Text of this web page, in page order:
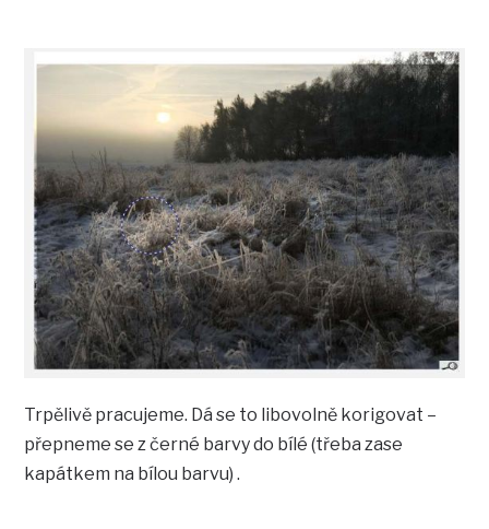
Trpělivě pracujeme. Dá se to libovolně korigovat –
přepneme se z černé barvy do bílé (třeba zase
kapátkem na bílou barvu) .